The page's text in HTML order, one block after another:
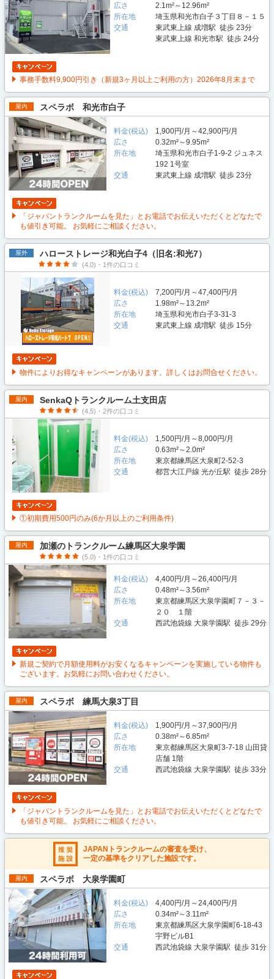
広さ
2.1m²～12.96m²
所在地
埼玉県和光市白子３丁目８－１５
交通
東武東上線 成増駅 徒歩 23分
東武東上線 和光市駅 徒歩 24分
事務手数料9,900円引き（新規3ヶ月以上ご利用の方）2026年8月末まで
屋内 スペラボ 和光市白子
料金(税込)
1,900円/月～42,900円/月
広さ
0.32m²～9.95m²
所在地
埼玉県和光市白子1-9-2 ジュネス
192 1号室
交通
東武東上線 成増駅 徒歩 23分
「ジャパントランクルームを見た」とお電話でお伝えいただくとどなたで
も値引き可能。 お気軽にご相談ください。
屋外 ハローストレージ和光白子4（旧名:和光7）
(4.0)・1件の口コミ
料金(税込)
7,200円/月～47,400円/月
広さ
1.98m²～13.2m²
所在地
埼玉県和光市白子3-31-3
交通
東武東上線 成増駅 徒歩 15分
物件によりお得なキャンペーンがあります。詳しくはお問合せください。
屋内 SenkaQトランクルーム土支田店
(4.5)・2件の口コミ
料金(税込)
1,500円/月～8,000円/月
広さ
0.63m²～2.0m²
所在地
東京都練馬区大泉町2-52-3
交通
都営大江戸線 光が丘駅 徒歩 28分
①初期費用500円のみ(6か月以上のご利用条件)
屋内 加瀬のトランクルーム練馬区大泉学園
(5.0)・1件の口コミ
料金(税込)
4,400円/月～26,400円/月
広さ
0.48m²～3.56m²
所在地
東京都練馬区大泉学園町７－３－
２０ １階
交通
西武池袋線 大泉学園駅 徒歩 29分
新規ご契約で月額使用料がお安くなるキャンペーンを実施している物件も
ございます。お気軽にお問い合わせください。
屋内 スペラボ 練馬大泉3丁目
料金(税込)
1,900円/月～37,900円/月
広さ
0.38m²～6.85m²
所在地
東京都練馬区大泉町3-7-18 山田貸
店舗 1階
交通
西武池袋線 大泉学園駅 徒歩 33分
「ジャパントランクルームを見た」とお電話でお伝えいただくとどなたで
も値引き可能。 お気軽にご相談ください。
JAPANトランクルームの審査を受け、
一定の基準をクリアした施設です。
屋内 スペラボ 大泉学園町
料金(税込)
4,400円/月～24,400円/月
広さ
0.34m²～3.11m²
所在地
東京都練馬区大泉学園町6-18-43
宇野ビルB1
交通
西武池袋線 大泉学園駅 徒歩 31分